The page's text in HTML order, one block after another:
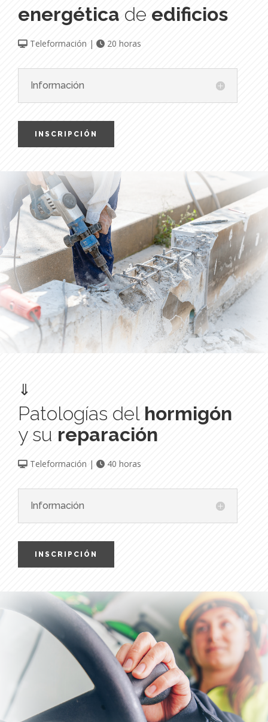
energética de edificios
Teleformación | 20 horas
Información
INSCRIPCIÓN
⇓
Patologías del hormigón
y su reparación
Teleformación | 40 horas
Información
INSCRIPCIÓN